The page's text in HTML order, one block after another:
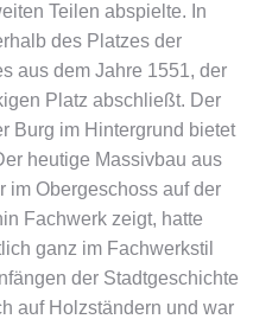
Teilen abspielte. In
des Platzes der
aus dem Jahre 1551, der
Platz abschließt. Der
Burg im Hintergrund bietet
heutige Massivbau aus
im Obergeschoss auf der
Fachwerk zeigt, hatte
ganz im Fachwerkstil
der Stadtgeschichte
auf Holzständern und war